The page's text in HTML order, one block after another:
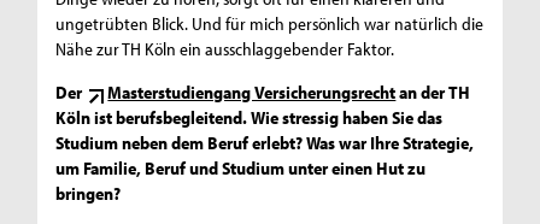
ungetrübten Blick. Und für mich persönlich war natürlich die
Nähe zur TH Köln ein ausschlaggebender Faktor.
Der
Masterstudiengang Versicherungsrechtan der TH
Köln ist berufsbegleitend. Wie stressig haben Sie das
Studium neben dem Beruf erlebt? Was war Ihre Strategie,
um Familie, Beruf und Studium unter einen Hut zu
bringen?